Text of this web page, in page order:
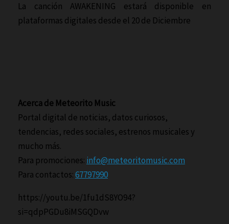
La canción AWAKENING estará disponible en
plataformas digitales desde el 20 de Diciembre
Acerca de Meteorito Music
Portal digital de noticias, datos curiosos,
tendencias, redes sociales, estrenos musicales y
mucho más.
Para promociones: info@meteoritomusic.com
Para contactos:67797990
https://youtu.be/1fu1dS8YO94?
si=qdpPGDu8iMSGQDvw